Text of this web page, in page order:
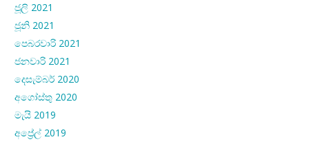
ජූලි 2021
ජූනි 2021
පෙබරවාරි 2021
ජනවාරි 2021
දෙසැම්බර් 2020
අගෝස්තු 2020
මැයි 2019
අප්‍රේල් 2019